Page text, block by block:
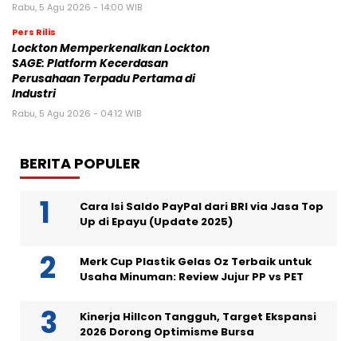
Rabu, 5 Agu 2026 - 14:00 WIB
Pers Rilis
Lockton Memperkenalkan Lockton
SAGE: Platform Kecerdasan
Perusahaan Terpadu Pertama di
Industri
Rabu, 5 Agu 2026 - 04:12 WIB
BERITA POPULER
Cara Isi Saldo PayPal dari BRI via Jasa Top
Up di Epayu (Update 2025)
Merk Cup Plastik Gelas Oz Terbaik untuk
Usaha Minuman: Review Jujur PP vs PET
Kinerja Hillcon Tangguh, Target Ekspansi
2026 Dorong Optimisme Bursa